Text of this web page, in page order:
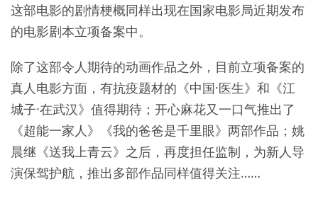
这部电影的剧情梗概同样出现在国家电影局近期发布
的电影剧本立项备案中。
除了这部令人期待的动画作品之外，目前立项备案的
真人电影方面，有抗疫题材的《中国·医生》和《江
城子·在武汉》值得期待；开心麻花又一口气推出了
《超能一家人》《我的爸爸是千里眼》两部作品；姚
晨继《送我上青云》之后，再度担任监制，为新人导
演保驾护航，推出多部作品同样值得关注……